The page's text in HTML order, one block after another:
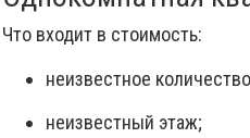
Что входит в стоимость:
неизвестное
неизвестный этаж;